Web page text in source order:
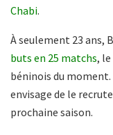
Chabi.
À seulement 23 ans,
buts en 25 matchs,
béninois du moment.
envisage de le
prochaine saison.